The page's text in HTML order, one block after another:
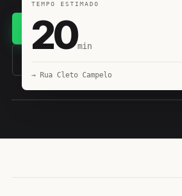
(11) 93407-8838
TEMPO ESTIMADO
20min
→ Rua Cleto Campelo